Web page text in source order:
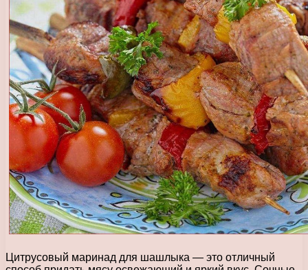
Цитрусовый маринад для шашлыка — это отличный